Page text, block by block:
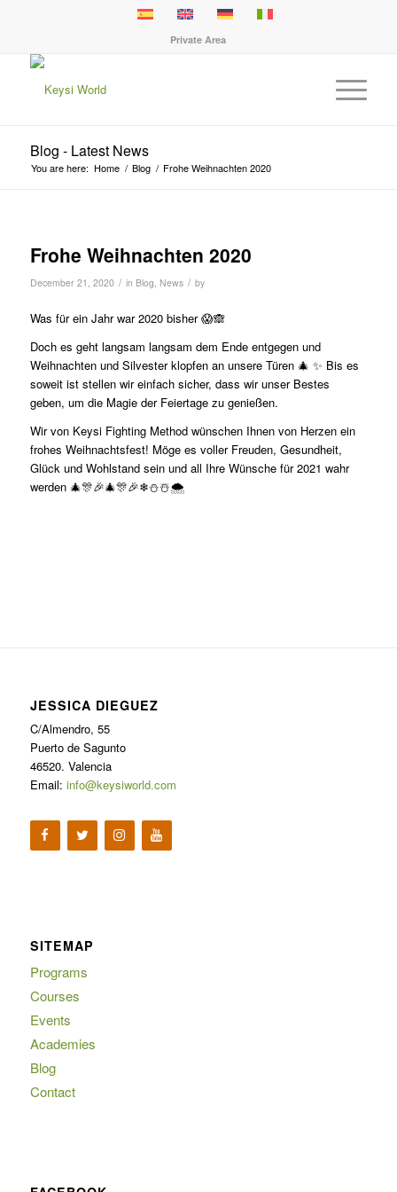
Private Area
Blog - Latest News
You are here: Home / Blog / Frohe Weihnachten 2020
Frohe Weihnachten 2020
December 21, 2020 / in Blog, News / by
Was für ein Jahr war 2020 bisher 😱🙈
Doch es geht langsam langsam dem Ende entgegen und
Weihnachten und Silvester klopfen an unsere Türen 🎄 ✨ Bis es
soweit ist stellen wir einfach sicher, dass wir unser Bestes
geben, um die Magie der Feiertage zu genießen.
Wir von Keysi Fighting Method wünschen Ihnen von Herzen ein
frohes Weihnachtsfest! Möge es voller Freuden, Gesundheit,
Glück und Wohlstand sein und all Ihre Wünsche für 2021 wahr
werden 🎄🎊🎉🎄🎊🎉❄⛄☃️🌨
JESSICA DIEGUEZ
C/Almendro, 55
Puerto de Sagunto
46520. Valencia
Email: info@keysiworld.com
SITEMAP
Programs
Courses
Events
Academies
Blog
Contact